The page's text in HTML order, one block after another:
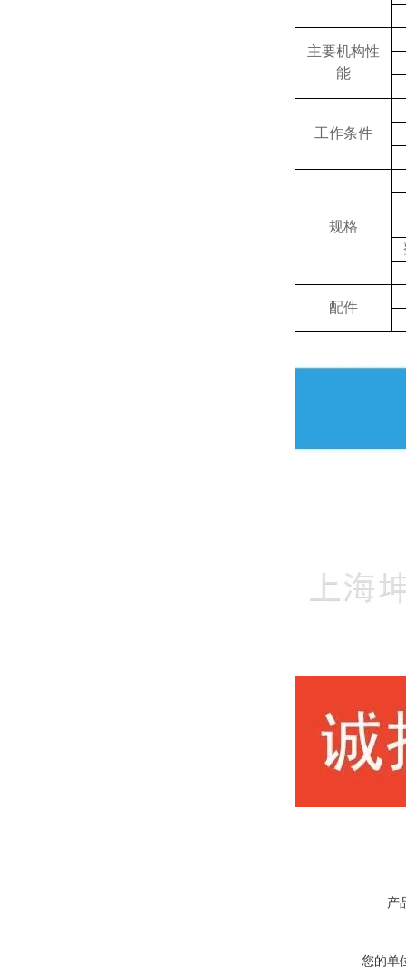
主要机构性
能
工作条件
规格
配件
产
您的单